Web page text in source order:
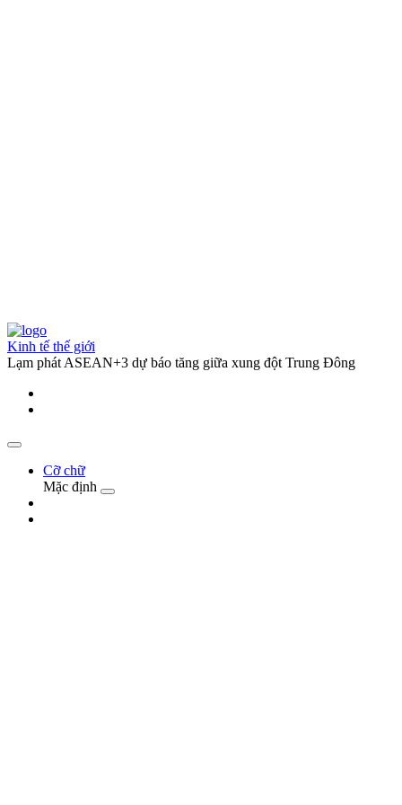
Kinh tế thế giới
Lạm phát ASEAN+3 dự báo tăng giữa xung đột Trung Đông
Cỡ chữ
Mặc định